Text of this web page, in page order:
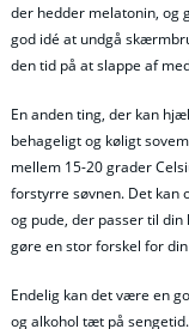
der hedder melatonin, og
god idé at undgå
den tid på at slappe af
En anden ting, der kan
behageligt og køligt
mellem 15-20 grader
forstyrre søvnen. Det kan
og pude, der passer til
gøre en stor forskel for
Endelig kan det være en
og alkohol tæt på